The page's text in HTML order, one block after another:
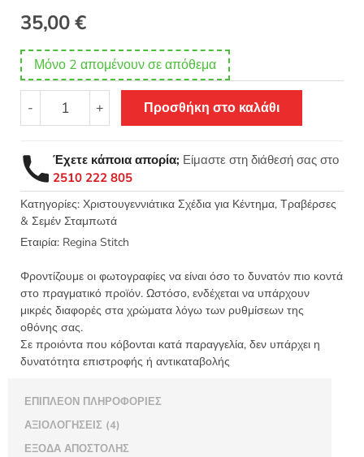
35,00€
Μόνο 2 απομένουν σε απόθεμα
-
Σταμπωτή
τραβέρσα
παγοδρόμιο
45x145
Κνωσός
-
Regina
stitch
ΛΑ
ποσότητα
+ Προσθήκη στο καλάθι
Έχετε κάποια απορία; Είμαστε στη διάθεσή σας στο
2510 222 805
Κατηγορίες: Χριστουγεννιάτικα Σχέδια για Κέντημα, Τραβέρσες
& Σεμέν Σταμπωτά
Εταιρία: Regina Stitch
Φροντίζουμε οι φωτογραφίες να είναι όσο το δυνατόν πιο κοντά
στο πραγματικό προϊόν. Ωστόσο, ενδέχεται να υπάρχουν
μικρές διαφορές στα χρώματα λόγω των ρυθμίσεων της
οθόνης σας.
Σε προιόντα που κόβονται κατά παραγγελία, δεν υπάρχει η
δυνατότητα επιστροφής ή αντικαταβολής
ΕΠΙΠΛΈΟΝ ΠΛΗΡΟΦΟΡΊΕΣ
ΑΞΙΟΛΟΓΉΣΕΙΣ (4)
ΈΞΟΔΑ ΑΠΟΣΤΟΛΉΣ